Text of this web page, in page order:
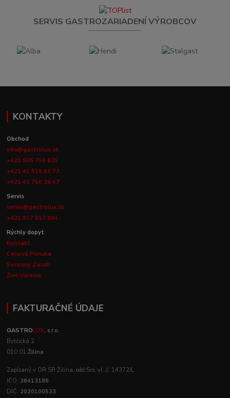
SERVIS GASTROZARIADENÍ VÝROBCOV
KONTAKTY
Obchod
info@gastrolux.sk
+421 905 756 825
+421 41 516 61 77
+421 41 700 26 47
Servis
servis@gastrolux.sk
+421 917 817 804
Rýchly dopyt
Kontakt
Cenová Ponuka
Servisný Zásah
Živé Varenie
FAKTURAČNÉ ÚDAJE
GASTROLUX, s.r.o.
Bytčická 2
010 01Žilina
Zapísaný v OR SR Žilina, odd:Sro, vl .č. 14372/L
IČO: 36413186
DIČ: 2020100533